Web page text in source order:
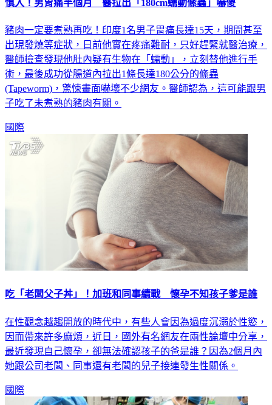
慎入！男胃痛半個月 醫拉出「180cm蠕動絛蟲」嚇傻
豬肉一定要煮熟再吃！印度1名男子胃痛長達15天，期間甚至
出現發燒等症狀，日前他實在疼痛難耐，只好趕緊就醫治療，
醫師檢查發現他肚內疑有生物在「蠕動」，立刻替他進行手
術，最後成功從腸道內拉出1條長達180公分的絛蟲
(Tapeworm)，驚悚畫面嚇壞不少網友。醫師認為，這可能跟男
子吃了未煮熟的豬肉有關。
國際
吃「老闆父子丼」！加班和同事續戰 懷孕不知孩子爹是誰
在性觀念越趨開放的時代中，有些人會因為過度沉溺於性慾，
因而帶來許多麻煩，近日，國外有名網友在兩性論壇中分享，
最近發現自己懷孕，卻無法確認孩子的爸是誰？因為2個月內
她跟公司老闆、同事還有老闆的兒子接連發生性關係。
國際